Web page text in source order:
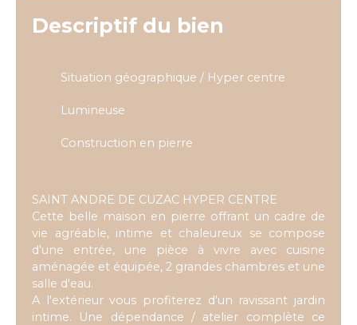
Descriptif du bien
Situation géographique / Hyper centre
Lumineuse
Construction en pierre
SAINT ANDRE DE CUZAC HYPER CENTRE
Cette belle maison en pierre offrant un cadre de
vie agréable, intime et chaleureux se compose
d'une entrée, une pièce à vivre avec cuisine
aménagée et équipée, 2 grandes chambres et une
salle d'eau.
A l'extérieur vous profiterez d'un ravissant jardin
intime. Une dépendance / atelier complète ce